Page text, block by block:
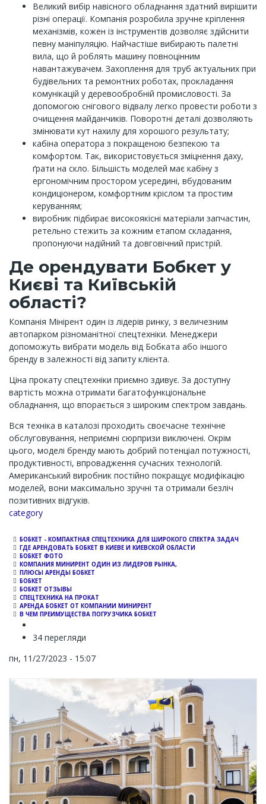
Великий вибір навісного обладнання здатний вирішити
різні операції. Компанія розробила зручне кріплення
механізмів, кожен із інструментів дозволяє здійснити
певну маніпуляцію. Найчастіше вибирають палетні
вила, що й роблять машину повноцінним
навантажувачем. Захоплення для труб актуальних при
будівельних та ремонтних роботах, прокладання
комунікацій у деревообробній промисловості. За
допомогою снігового відвалу легко провести роботи з
очищення майданчиків. Поворотні деталі дозволяють
змінювати кут нахилу для хорошого результату;
кабіна оператора з покращеною безпекою та
комфортом. Так, використовується зміцнення даху,
ґрати на скло. Більшість моделей має кабіну з
ергономічним простором усередині, вбудованим
кондиціонером, комфортним кріслом та простим
керуванням;
виробник підбирає високоякісні матеріали запчастин,
ретельно стежить за кожним етапом складання,
пропонуючи надійний та довговічний пристрій.
Де орендувати Бобкет у
Києві та Київській
області?
Компанія Мінірент один із лідерів ринку, з величезним
автопарком різноманітної спецтехніки. Менеджери
допоможуть вибрати модель від Бобката або іншого
бренду в залежності від запиту клієнта.
Ціна прокату спецтехніки приємно здивує. За доступну
вартість можна отримати багатофункціональне
обладнання, що впорається з широким спектром завдань.
Вся техніка в каталозі проходить своєчасне технічне
обслуговування, неприємні сюрпризи виключені. Окрім
цього, моделі бренду мають добрий потенціал потужності,
продуктивності, впровадження сучасних технологій.
Американський виробник постійно покращує модифікацію
моделей, вони максимально зручні та отримали безліч
позитивних відгуків.
Channel
category
БОБКЕТ - КОМПАКТНАЯ СПЕЦТЕХНИКА ДЛЯ ШИРОКОГО СПЕКТРА ЗАДАЧ
ГДЕ АРЕНДОВАТЬ БОБКЕТ В КИЕВЕ И КИЕВСКОЙ ОБЛАСТИ
БОБКЕТ ФОТО
КОМПАНИЯ МИНИРЕНТ ОДИН ИЗ ЛИДЕРОВ РЫНКА,
ПЛЮСЫ АРЕНДЫ БОБКЕТ
БОБКЕТ
БОБКЕТ ОТЗЫВЫ
СПЕЦТЕХНИКА НА ПРОКАТ
АРЕНДА БОБКЕТ ОТ КОМПАНИИ МИНИРЕНТ
В ЧЕМ ПРЕИМУЩЕСТВА ПОГРУЗЧИКА БОБКЕТ
34 перегляди
пн, 11/27/2023 - 15:07